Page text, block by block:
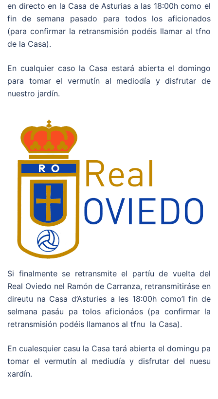
en directo en la Casa de Asturias a las 18:00h como el
fin de semana pasado para todos los aficionados
(para confirmar la retransmisión podéis llamar al tfno
de la Casa).
En cualquier caso la Casa estará abierta el domingo
para tomar el vermutín al mediodía y disfrutar de
nuestro jardín.
Si finalmente se retransmite el partíu de vuelta del
Real Oviedo nel Ramón de Carranza, retransmitiráse en
direutu na Casa d’Asturies a les 18:00h como’l fin de
selmana pasáu pa tolos aficionáos (pa confirmar la
retransmisión podéis llamanos al tfnu la Casa).
En cualesquier casu la Casa tará abierta el domingu pa
tomar el vermutín al mediudía y disfrutar del nuesu
xardín.